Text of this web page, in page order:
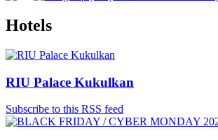
Hotels
RIU Palace Kukulkan
Subscribe to this RSS feed